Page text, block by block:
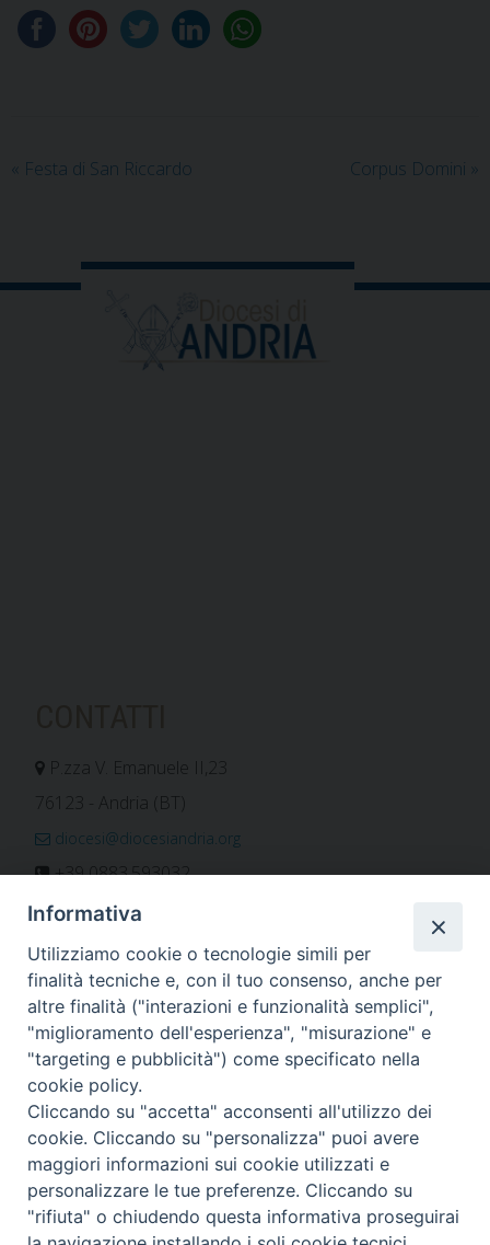
« Festa di San Riccardo Corpus Domini »
P.zza V. Emanuele II,23
76123 - Andria (BT)
diocesi@diocesiandria.org
+39 0883.593032
+39 0883.592596
ORARIO E CALENDARI
Orari uffici
Calendario diocesano
Orario messe
Per invio di comunicati, notizie e segnalazioni scrivere a:
stampa@diocesiandria.org
Informativa
Utilizziamo cookie o tecnologie simili per
finalità tecniche e, con il tuo consenso, anche per
altre finalità ("interazioni e funzionalità semplici",
"miglioramento dell'esperienza", "misurazione" e
"targeting e pubblicità") come specificato nella
cookie policy.
Cliccando su "accetta" acconsenti all'utilizzo dei
cookie. Cliccando su "personalizza" puoi avere
maggiori informazioni sui cookie utilizzati e
personalizzare le tue preferenze. Cliccando su
"rifiuta" o chiudendo questa informativa proseguirai